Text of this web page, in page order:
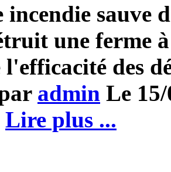
sauve
une ferme
des
admin Le
Lire plus ...